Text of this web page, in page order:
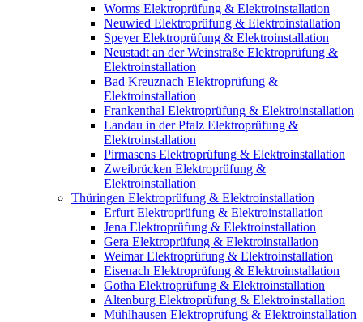
Worms Elektroprüfung & Elektroinstallation
Neuwied Elektroprüfung & Elektroinstallation
Speyer Elektroprüfung & Elektroinstallation
Neustadt an der Weinstraße Elektroprüfung &
Elektroinstallation
Bad Kreuznach Elektroprüfung &
Elektroinstallation
Frankenthal Elektroprüfung & Elektroinstallation
Landau in der Pfalz Elektroprüfung &
Elektroinstallation
Pirmasens Elektroprüfung & Elektroinstallation
Zweibrücken Elektroprüfung &
Elektroinstallation
Thüringen Elektroprüfung & Elektroinstallation
Erfurt Elektroprüfung & Elektroinstallation
Jena Elektroprüfung & Elektroinstallation
Gera Elektroprüfung & Elektroinstallation
Weimar Elektroprüfung & Elektroinstallation
Eisenach Elektroprüfung & Elektroinstallation
Gotha Elektroprüfung & Elektroinstallation
Altenburg Elektroprüfung & Elektroinstallation
Mühlhausen Elektroprüfung & Elektroinstallation